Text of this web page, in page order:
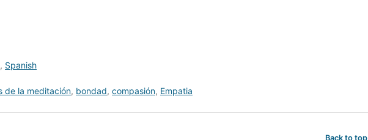
, Spanish
de la meditación, bondad, compasión, Empatia
Back to top